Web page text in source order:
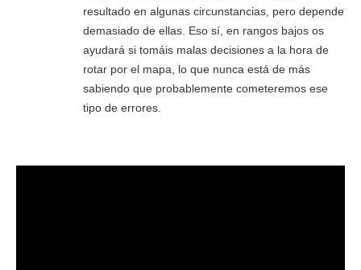
resultado en algunas circunstancias, pero depende
demasiado de ellas. Eso sí, en rangos bajos os
ayudará si tomáis malas decisiones a la hora de
rotar por el mapa, lo que nunca está de más
sabiendo que probablemente cometeremos ese
tipo de errores.